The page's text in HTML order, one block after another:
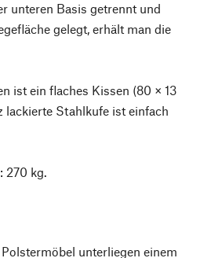
unteren Basis getrennt und
gelegt, erhält man die
ist ein flaches Kissen (80 × 13
lackierte Stahlkufe ist einfach
270 kg.
unterliegen einem